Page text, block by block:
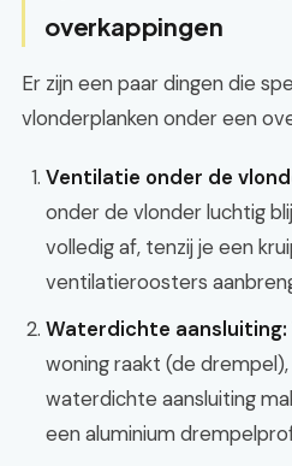
overkappingen
Er zijn een paar dingen die
vlonderplanken onder een
Ventilatie onder de
onder de vlonder luchtig
volledig af, tenzij je een
ventilatieroosters
Waterdichte aansluiting:
woning raakt (de
waterdichte aansluiting
een aluminium